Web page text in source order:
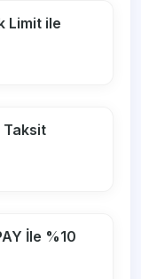
Limit ile
Taksit
İle %10